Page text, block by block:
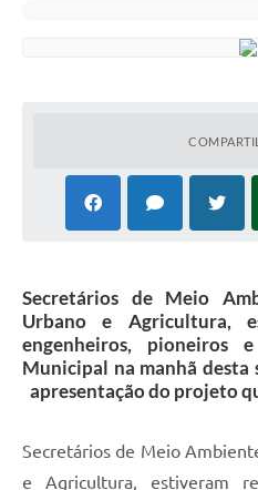
Secretários de Meio
Urbano e Agricultura,
engenheiros, pioneiros
Municipal na manhã desta
apresentação do projeto
Secretários de Meio
e Agricultura, estiveram